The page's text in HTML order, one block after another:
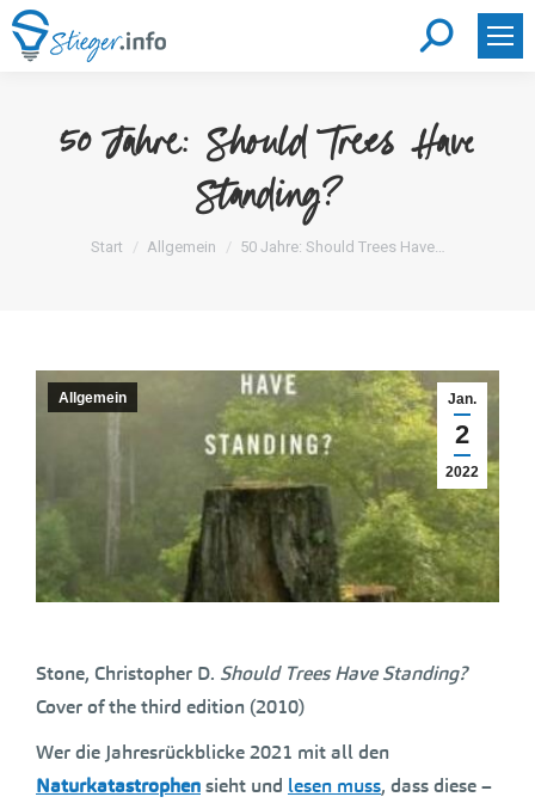
Search:
50 Jahre: Should Trees Have
Standing?
Sie befinden sich hier:
Start Allgemein 50 Jahre: Should Trees Have…
Jan.
2
2022
Allgemein
Stone, Christopher D. Should Trees Have Standing?
Cover of the third edition (2010)
Wer die Jahresrückblicke 2021 mit all den
Naturkatastrophensieht und lesen muss, dass diese –